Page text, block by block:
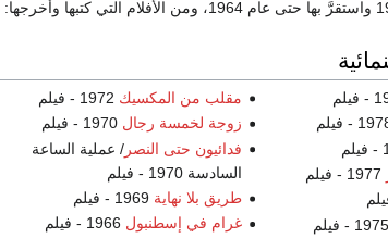
مقلب من المكسيك
زوجة لخمسة رجال
فدائيون حتى النصر / عملية الساعة
السادسة 1970 - فيلم
طريق بلا نهاية
غرام في إسطنبول